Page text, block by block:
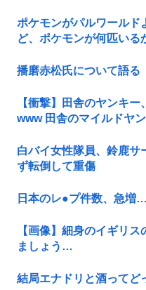
ポケモンがパルワールド
ど、ポケモンが何匹いる
播磨赤松氏について語る
【衝撃】田舎のヤンキ
www 田舎のマイルドヤ
白バイ女性隊員、鈴鹿サ
ず転倒して重傷
日本のレ●プ件数、急増
【画像】細身のイギリ
ましょう…
結局エナドリと酒ってど